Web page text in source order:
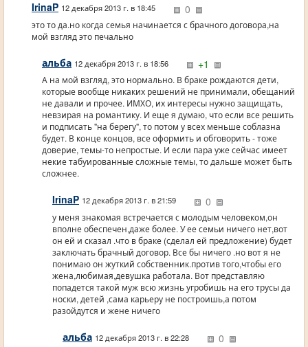
IrinaP 12 декабря 2013 г. в 18:45 0
это то да.но когда семья начинается с брачного договора,на
мой взгляд это печально
альба 12 декабря 2013 г. в 18:56 +1
А на мой взгляд, это нормально. В браке рождаются дети,
которые вообще никаких решений не принимали, обещаний
не давали и прочее. ИМХО, их интересы нужно защищать,
невзирая на романтику. И еще я думаю, что если все решить
и подписать "на берегу", то потом у всех меньше соблазна
будет. В конце концов, все оформить и обговорить - тоже
доверие, темы-то непростые. И если пара уже сейчас имеет
некие табуированные сложные темы, то дальше может быть
сложнее.
IrinaP 12 декабря 2013 г. в 21:59 0
у меня знакомая встречается с молодым человеком,он
вполне обеспечен,даже более. У ее семьи ничего нет,вот
он ей и сказал .что в браке (сделал ей предложение) будет
заключать брачный договор. Все бы ничего .но вот я не
понимаю он жуткий собственник.против того,чтобы его
жена,любимая,девушка работала. Вот представляю
попадется такой муж всю жизнь угробишь на его трусы да
носки, детей ,сама карьеру не построишь,а потом
разойдутся и жене ничего
альба 12 декабря 2013 г. в 22:28 0